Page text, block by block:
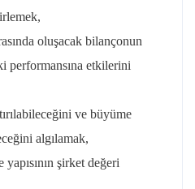
oluşacak bilançonun
performansına etkilerini
ve büyüme
algılamak,
şirket değeri